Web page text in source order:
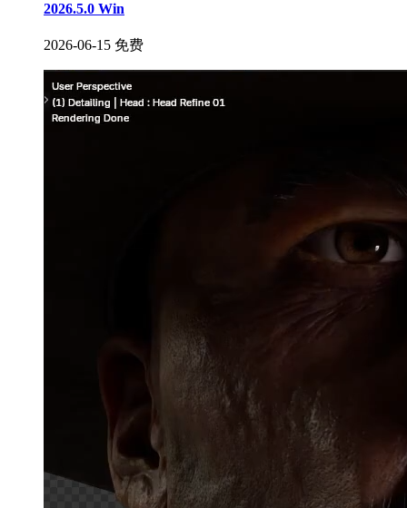
2026.5.0 Win
2026-06-15 免费